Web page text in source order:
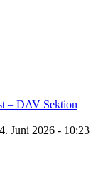
Juni 2026 - 10:23